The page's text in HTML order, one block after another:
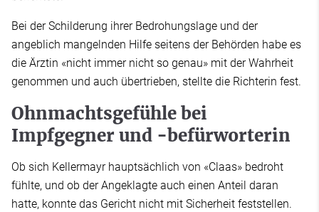
Bei der Schilderung ihrer Bedrohungslage und der
angeblich mangelnden Hilfe seitens der Behörden habe es
die Ärztin «nicht immer nicht so genau» mit der Wahrheit
genommen und auch übertrieben, stellte die Richterin fest.
Ohnmachtsgefühle bei
Impfgegner und -befürworterin
Ob sich Kellermayr hauptsächlich von «Claas» bedroht
fühlte, und ob der Angeklagte auch einen Anteil daran
hatte, konnte das Gericht nicht mit Sicherheit feststellen.